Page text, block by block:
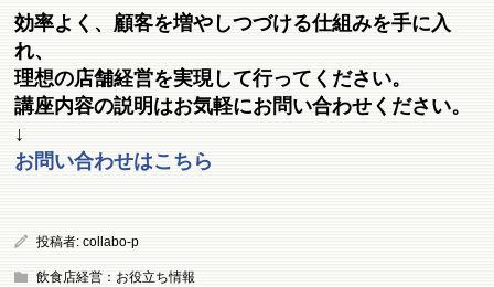
効率よく、顧客を増やしつづける仕組みを手に入
れ、
理想の店舗経営を実現して行ってください。
講座内容の説明はお気軽にお問い合わせください。
↓
お問い合わせはこちら
投稿者:collabo-p
飲食店経営：お役立ち情報